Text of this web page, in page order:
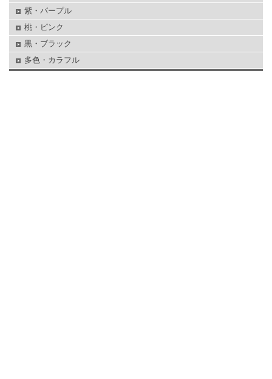
紫・パープル
桃・ピンク
黒・ブラック
多色・カラフル